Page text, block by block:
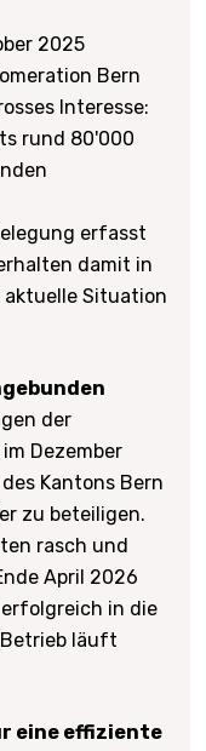
2025
Bern
Interesse:
rund 80'000
erfasst
damit in
aktuelle Situation
der
Dezember
Kantons Bern
zu beteiligen.
rasch und
April 2026
in die
läuft
eine effiziente